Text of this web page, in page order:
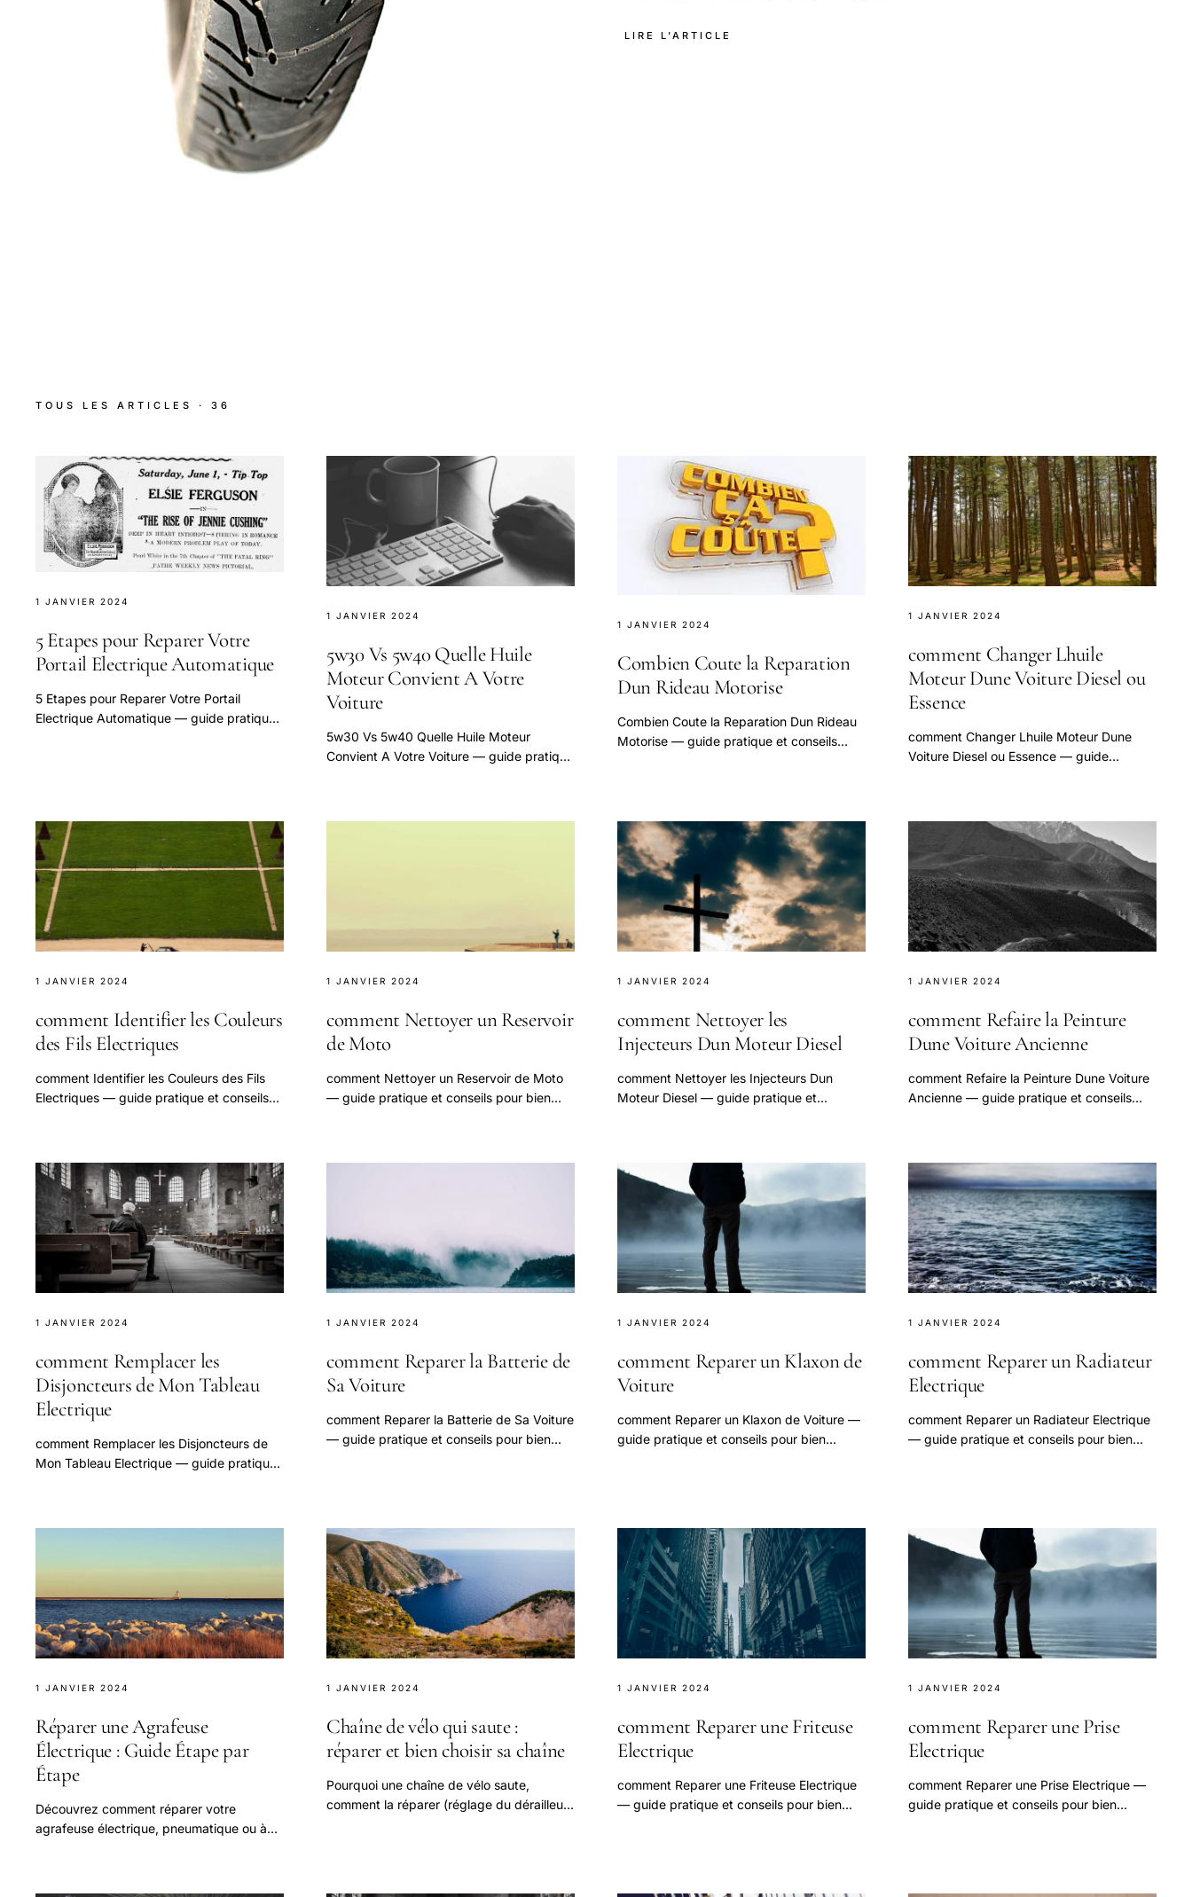
LIRE L'ARTICLE
TOUS LES ARTICLES · 36
1 JANVIER 2024
5 Etapes pour Reparer Votre
Portail Electrique Automatique
5 Etapes pour Reparer Votre Portail
Electrique Automatique — guide pratique
1 JANVIER 2024
5w30 Vs 5w40 Quelle Huile
Moteur Convient A Votre
Voiture
5w30 Vs 5w40 Quelle Huile Moteur
Convient A Votre Voiture — guide pratique
1 JANVIER 2024
Combien Coute la Reparation
Dun Rideau Motorise
Combien Coute la Reparation Dun Rideau
Motorise — guide pratique et conseils
1 JANVIER 2024
comment Changer Lhuile
Moteur Dune Voiture Diesel ou
Essence
comment Changer Lhuile Moteur Dune
Voiture Diesel ou Essence — guide
1 JANVIER 2024
comment Identifier les Couleurs
des Fils Electriques
comment Identifier les Couleurs des Fils
Electriques — guide pratique et conseils
1 JANVIER 2024
comment Nettoyer un Reservoir
de Moto
comment Nettoyer un Reservoir de Moto
— guide pratique et conseils pour bien
1 JANVIER 2024
comment Nettoyer les
Injecteurs Dun Moteur Diesel
comment Nettoyer les Injecteurs Dun
Moteur Diesel — guide pratique et
1 JANVIER 2024
comment Refaire la Peinture
Dune Voiture Ancienne
comment Refaire la Peinture Dune Voiture
Ancienne — guide pratique et conseils
1 JANVIER 2024
comment Remplacer les
Disjoncteurs de Mon Tableau
Electrique
comment Remplacer les Disjoncteurs de
Mon Tableau Electrique — guide pratique
1 JANVIER 2024
comment Reparer la Batterie de
Sa Voiture
comment Reparer la Batterie de Sa Voiture
— guide pratique et conseils pour bien
1 JANVIER 2024
comment Reparer un Klaxon de
Voiture
comment Reparer un Klaxon de Voiture —
guide pratique et conseils pour bien
1 JANVIER 2024
comment Reparer un Radiateur
Electrique
comment Reparer un Radiateur Electrique
— guide pratique et conseils pour bien
1 JANVIER 2024
Réparer une Agrafeuse
Électrique : Guide Étape par
Étape
Découvrez comment réparer votre
agrafeuse électrique, pneumatique ou à
1 JANVIER 2024
Chaîne de vélo qui saute :
réparer et bien choisir sa chaîne
Pourquoi une chaîne de vélo saute,
comment la réparer (réglage du dérailleur,
1 JANVIER 2024
comment Reparer une Friteuse
Electrique
comment Reparer une Friteuse Electrique
— guide pratique et conseils pour bien
1 JANVIER 2024
comment Reparer une Prise
Electrique
comment Reparer une Prise Electrique —
guide pratique et conseils pour bien